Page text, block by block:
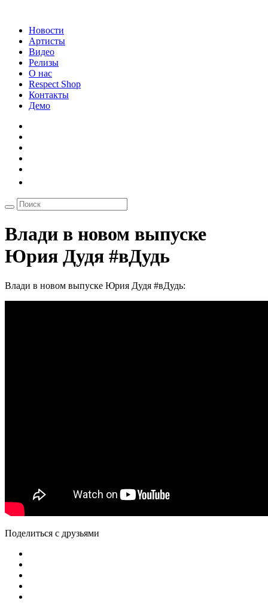
Новости
Артисты
Видео
Релизы
О нас
Respect Shop
Контакты
Демо
Влади в новом выпуске
Юрия Дудя #вДудь
Влади в новом выпуске Юрия Дудя #вДудь:
Поделиться с друзьями